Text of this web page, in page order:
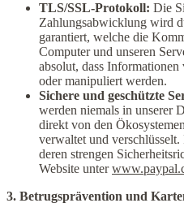
TLS/SSL-Protokoll: Die
Zahlungsabwicklung wird
garantiert, welche die
Computer und unseren
absolut, dass
oder manipuliert werden.
Sichere und geschützte
werden niemals in unserer
direkt von den
verwaltet und
deren strengen
Website unter
3. Betrugsprävention und